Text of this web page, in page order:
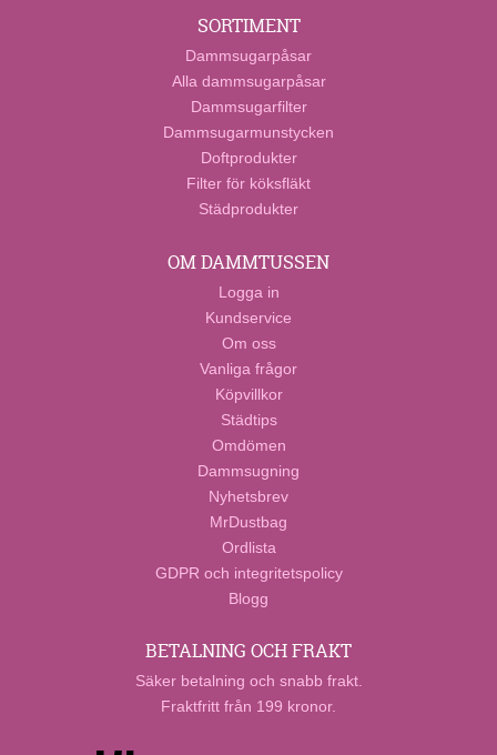
SORTIMENT
Dammsugarpåsar
Alla dammsugarpåsar
Dammsugarfilter
Dammsugarmunstycken
Doftprodukter
Filter för köksfläkt
Städprodukter
OM DAMMTUSSEN
Logga in
Kundservice
Om oss
Vanliga frågor
Köpvillkor
Städtips
Omdömen
Dammsugning
Nyhetsbrev
MrDustbag
Ordlista
GDPR och integritetspolicy
Blogg
BETALNING OCH FRAKT
Säker betalning och snabb frakt.
Fraktfritt från 199 kronor.